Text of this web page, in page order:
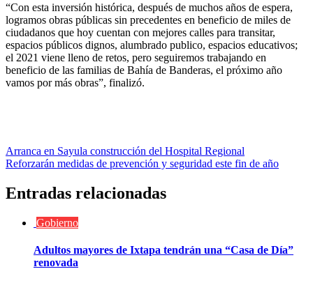
“Con esta inversión histórica, después de muchos años de espera,
logramos obras públicas sin precedentes en beneficio de miles de
ciudadanos que hoy cuentan con mejores calles para transitar,
espacios públicos dignos, alumbrado publico, espacios educativos;
el 2021 viene lleno de retos, pero seguiremos trabajando en
beneficio de las familias de Bahía de Banderas, el próximo año
vamos por más obras”, finalizó.
Navegación
de
entradas
Arranca en Sayula construcción del Hospital Regional
Reforzarán medidas de prevención y seguridad este fin de año
Entradas relacionadas
Gobierno
Adultos mayores de Ixtapa tendrán una “Casa de Día”
renovada